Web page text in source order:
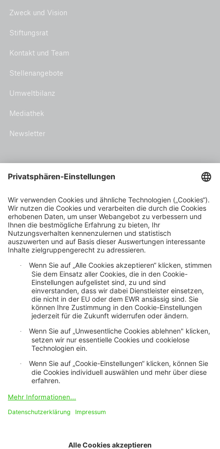
Zweck und Vision
Stiftungsrat
Kontakt und Team
Stellenangebote
Umweltbilanz
Mediathek
Newsletter
Klimarisiko und Anpassung
Inclusive insurance
Klimaschutz
Datenschutz
Cookie Einstellungen
DSGVO
Rechtliche Hinweise
Impressum
Barrierefreiheit-Modus